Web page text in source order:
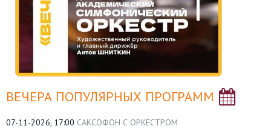
ВЕЧЕРА ПОПУЛЯРНЫХ ПРОГРАММ
07-11-2026, 17:00 САКСОФОН С ОРКЕСТРОМ